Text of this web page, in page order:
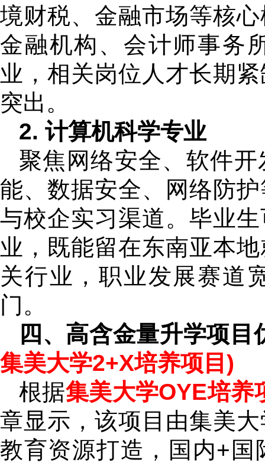
境财税、金融市场等核
金融机构、会计师事务
业，相关岗位人才长期
突出。
2. 计算机科学专业
聚焦网络安全、软件
能、数据安全、网络防
与校企实习渠道。毕业
业，既能留在东南亚本
关行业，职业发展赛道
门。
四、高含金量升学项目
集美大学2+X培养项目)
根据集美大学OYE培养
章显示，该项目由集美
教育资源打造，国内+